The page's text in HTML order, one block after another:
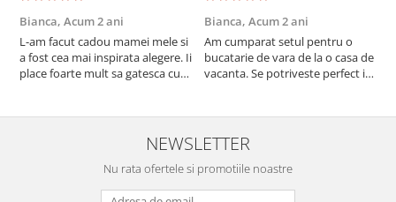
Bianca, Acum 2 ani
L-am facut cadou mamei mele si
a fost cea mai inspirata alegere. Ii
place foarte mult sa gatesca cu
cratita...ma gandesc serios sa imi
cumpar si eu! Recomand mult !
Bianca, Acum 2 ani
Am cumparat setul pentru o
bucatarie de vara de la o casa de
vacanta. Se potriveste perfect in
buna, recomand cu drag !
NEWSLETTER
Nu rata ofertele si promotiile noastre